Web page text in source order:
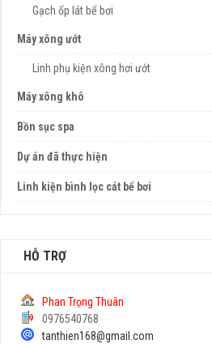
Gạch ốp lát bể bơi
Máy xông ướt
Linh phụ kiện xông hơi ướt
Máy xông khô
Bồn sục spa
Dự án đã thực hiện
Linh kiện bình lọc cát bể bơi
HỖ TRỢ
Phan Trọng Thuân
0976540768
tanthien168@gmail.com